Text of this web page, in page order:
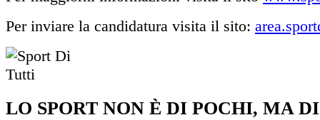
Per inviare la candidatura visita il sito:
LO SPORT NON È DI POCHI, MA